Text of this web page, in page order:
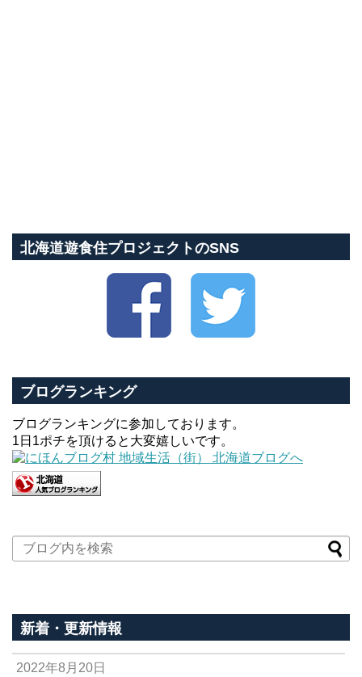
北海道遊食住プロジェクトのSNS
ブログランキング
ブログランキングに参加しております。
1日1ポチを頂けると大変嬉しいです。
新着・更新情報
2022年8月20日